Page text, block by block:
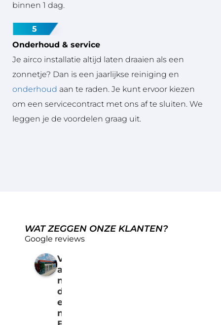
binnen 1 dag.
5
Onderhoud & service
Je airco installatie altijd laten draaien als een
zonnetje? Dan is een jaarlijkse reiniging en
onderhoud aan te raden. Je kunt ervoor kiezen
om een servicecontract met ons af te sluiten. We
leggen je de voordelen graag uit.
WAT ZEGGEN ONZE KLANTEN?
Google reviews
V
a
n
d
e
n